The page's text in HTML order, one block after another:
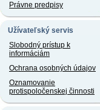
Právne predpisy
Užívateľský servis
Slobodný prístup k
informáciám
Ochrana osobných údajov
Oznamovanie
protispoločenskej činnosti